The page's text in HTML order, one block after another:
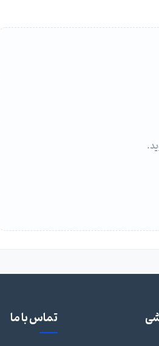
تماس با ما